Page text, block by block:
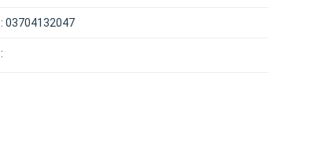
: 03704132047
: